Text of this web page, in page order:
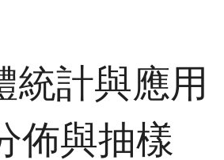
統計與應用
佈與抽樣